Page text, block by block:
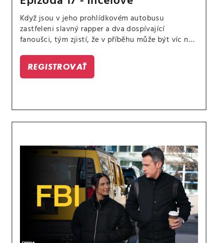
Když jsou v jeho prohlídkovém autobusu
zastřeleni slavný rapper a dva dospívající
fanoušci, tým zjistí, že v příběhu může být víc než
dosáhne významného milníku, kvůli kterému
uvažuje o své budoucnosti v agentuře.
REGISTROVAŤ